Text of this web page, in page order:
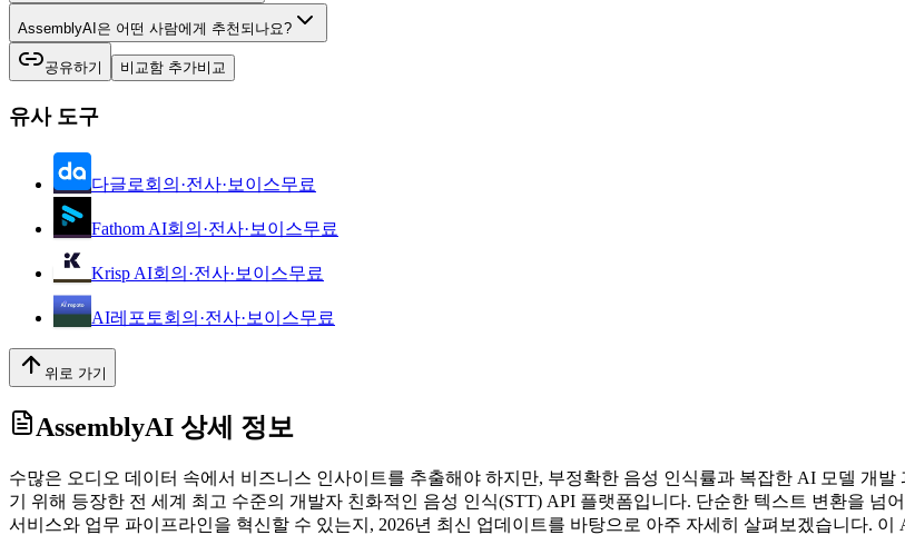
AssemblyAI은 어떤 사람에게 추천되나요?
공유하기 비교함 추가비교
유사 도구
다글로회의·전사·보이스무료
Fathom AI회의·전사·보이스무료
Krisp AI회의·전사·보이스무료
AI레포토회의·전사·보이스무료
위로 가기
AssemblyAI 상세 정보
수많은 오디오 데이터 속에서 비즈니스 인사이트를 추출해야 하지만, 부정확한 음성 인식률과 복잡한 AI 모델 개
기 위해 등장한 전 세계 최고 수준의 개발자 친화적인 음성 인식(STT) API 플랫폼입니다. 단순한 텍스트 변환을 넘
서비스와 업무 파이프라인을 혁신할 수 있는지, 2026년 최신 업데이트를 바탕으로 아주 자세히 살펴보겠습니다.